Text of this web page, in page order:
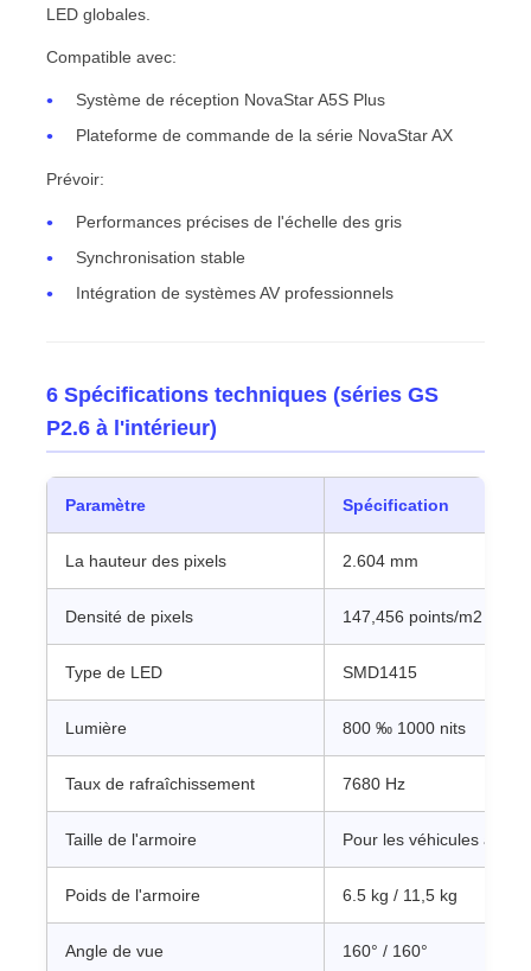
LED globales.
Compatible avec:
Système de réception NovaStar A5S Plus
Plateforme de commande de la série NovaStar AX
Prévoir:
Performances précises de l'échelle des gris
Synchronisation stable
Intégration de systèmes AV professionnels
6 Spécifications techniques (séries GS
P2.6 à l'intérieur)
Paramètre Spécification
La hauteur des pixels 2.604 mm
Densité de pixels 147,456 points/m2
Type de LED SMD1415
Lumière 800 ‰ 1000 nits
Taux de rafraîchissement 7680 Hz
Taille de l'armoire Pour les véhicules à
Poids de l'armoire 6.5 kg / 11,5 kg
Angle de vue 160° / 160°